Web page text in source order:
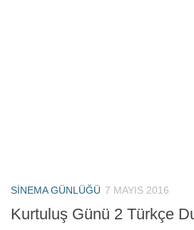
SINEMA GÜNLÜĞÜ 7 MAYIS 2016
Kurtuluş Günü 2 Türkçe